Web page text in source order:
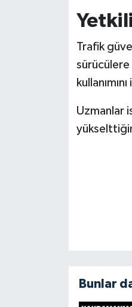
Trafik
sürücülere
Uzmanlar
Bunlar
BİLİM TEKNOLOJİ
YARIŞMALAR